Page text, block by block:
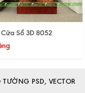
Sổ 3D 8052
PSD, VECTOR